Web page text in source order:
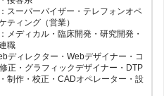
スーパーバイザー・テレフォンオペ
ティング（営業）
：メディカル・臨床開発・研究開発・
職
ディレクター・Webデザイナー・コ
正・グラフィックデザイナー・DTP
制作・校正・CADオペレーター・設